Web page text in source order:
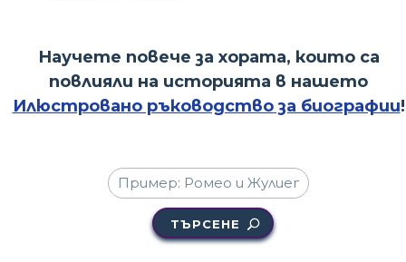
Научете повече за хората, които са
повлияли на историята в нашето
Илюстровано ръководство за биографии!
ТЪРСЕНЕ